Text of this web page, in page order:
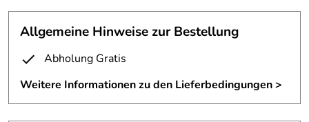
gebeizt.
Durchmesser der Gartenskulpturen 80 cm und 120 cm.
Durchmesser:
800mm und 1200mm
Form:
Kugelschale
Material:
Edelstahl-Rundstahl 1.4301
Allgemeine Hinweise zur Bestellung
Abholung Gratis
Weitere Informationen zu den Lieferbedingungen >